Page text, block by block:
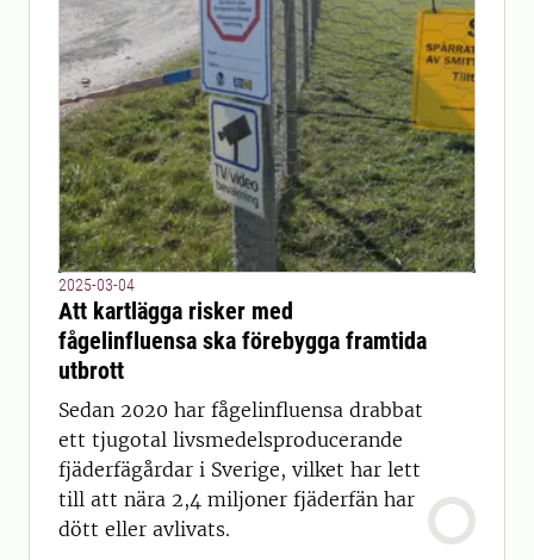
2025-03-04
Att kartlägga risker med
fågelinfluensa ska förebygga framtida
utbrott
Sedan 2020 har fågelinfluensa drabbat
ett tjugotal livsmedelsproducerande
fjäderfägårdar i Sverige, vilket har lett
till att nära 2,4 miljoner fjäderfän har
dött eller avlivats.